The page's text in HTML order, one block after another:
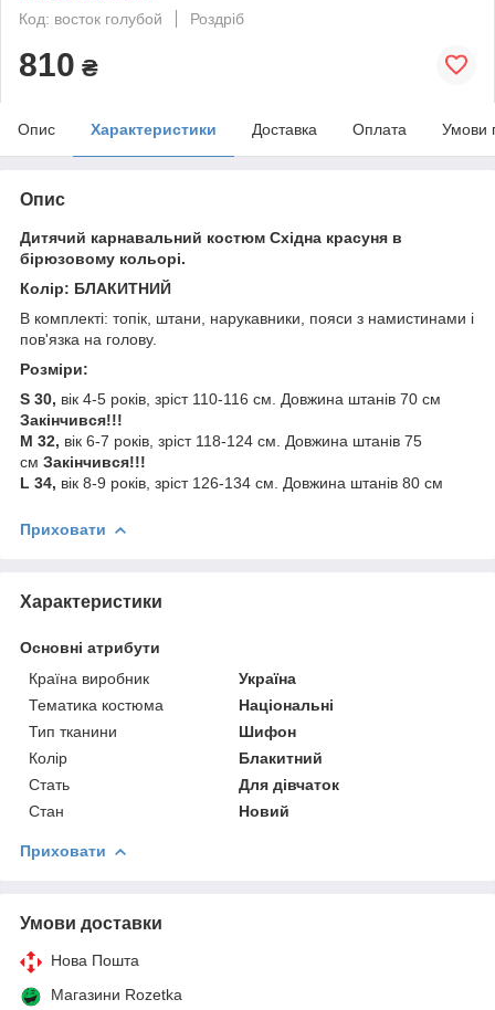
Код: восток голубой
Роздріб
810 ₴
Опис Характеристики Доставка Оплата Умови
Опис
Дитячий карнавальний костюм Східна красуня в
бірюзовому кольорі.
Колір: БЛАКИТНИЙ
В комплекті: топік, штани, нарукавники, пояси з намистинами і
пов'язка на голову.
Розміри:
S 30, вік 4-5 років, зріст 110-116 см. Довжина штанів 70 см
Закінчився!!!
M 32, вік 6-7 років, зріст 118-124 см. Довжина штанів 75
см Закінчився!!!
L 34, вік 8-9 років, зріст 126-134 см. Довжина штанів 80 см
Приховати
Характеристики
Основні атрибути
Країна виробник
Україна
Тематика костюма
Національні
Тип тканини
Шифон
Колір
Блакитний
Стать
Для дівчаток
Стан
Новий
Приховати
Умови доставки
Нова Пошта
Магазини Rozetka